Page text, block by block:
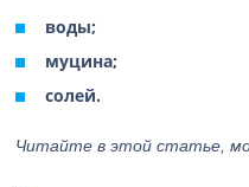
воды;
муцина;
солей.
Читайте в этой статье,